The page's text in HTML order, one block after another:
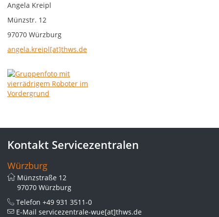
Angela Kreipl
Münzstr. 12
97070 Würzburg
angela.kreipl[at]thws.de
Kontakt Servicezentralen
Würzburg
Münzstraße 12
97070 Würzburg
Telefon +49 931 3511-0
E-Mail servicezentrale-wue[at]thws.de